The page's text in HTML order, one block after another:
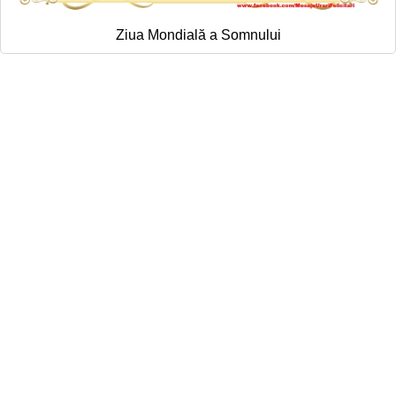
Ziua Mondială a Somnului